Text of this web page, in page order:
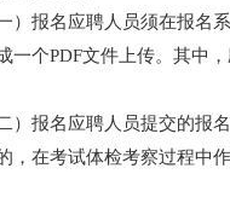
报名应聘人员须在报名系
一个PDF文件上传。其中
报名应聘人员提交的报名
，在考试体检考察过程中